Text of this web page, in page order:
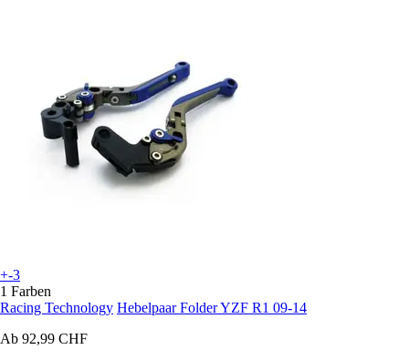
+-3
1 Farben
Racing Technology Hebelpaar Folder YZF R1 09-14
Ab 92,99 CHF